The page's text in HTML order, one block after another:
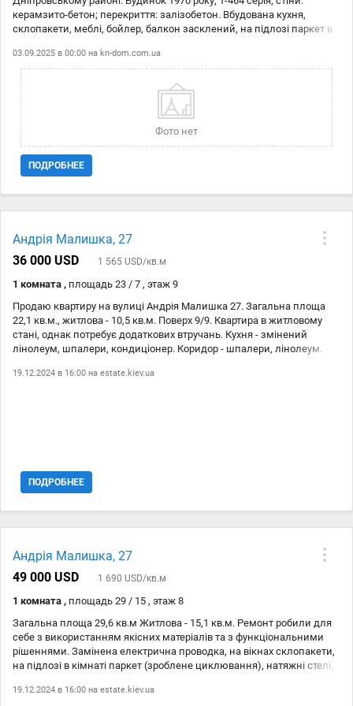
на автомобілі.. Для запису на перегляд телефонуйте, будь ласка, за
вказаним номером!
керамзито-бетон; перекриття: залізобетон. Вбудована кухня,
склопакети, меблі, бойлер, балкон засклений, на підлозі паркет в
на дві квартири, під`їзд з ремонтом, домофон, новий ліфт. Будинок
віддалений від дороги, в квартирі тихо, вікна у двір, до станції метро
"Чернігівська" 8 хвилин пішки. Код об'єкта: 21124505.
03.09.2025 в 00:00 на kn-dom.com.ua
Фото нет
ПОДРОБНЕЕ
Андрія Малишка, 27
36 000 USD
1 565 USD/кв.м
1 комната , площадь 23 / 7 , этаж 9
Продаю квартиру на вулиці Андрія Малишка 27. Загальна площа
22,1 кв.м., житлова - 10,5 кв.м. Поверх 9/9. Квартира в житловому
стані, однак потребує додаткових втручань. Кухня - змінений
лінолеум, шпалери, кондиціонер. Коридор - шпалери, лінолеум.
нові шпалери, лінолеум не змінений (бордовий). Балкон потребує
19.12.2024 в 16:00 на estate.kiev.ua
ПОДРОБНЕЕ
Андрія Малишка, 27
49 000 USD
1 690 USD/кв.м
1 комната , площадь 29 / 15 , этаж 8
Загальна площа 29,6 кв.м Житлова - 15,1 кв.м. Ремонт робили для
себе з використанням якісних матеріалів та з функціональними
рішеннями. Замінена електрична проводка, на вікнах склопакети,
на підлозі в кімнаті паркет (зроблене циклювання), натяжні стелі,
кондиціонер, телевізор, мікрохвильова піч, холодильник, газ плита,
19.12.2024 в 16:00 на estate.kiev.ua